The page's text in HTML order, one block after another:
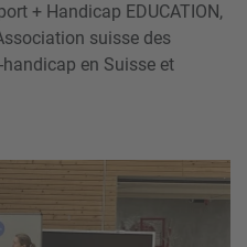
+ Handicap EDUCATION,
suisse des
en Suisse et